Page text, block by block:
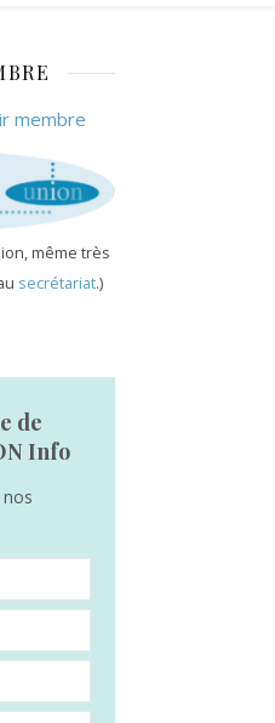
membre
même très
secrétariat.)
de
Info